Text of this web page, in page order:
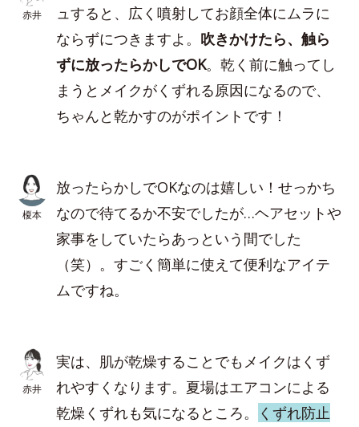
赤井
ュすると、広く噴射してお顔全体にムラに
ならずにつきますよ。 吹きかけたら、触ら
ずに放ったらかしでOK。乾く前に触ってし
まうとメイクがくずれる原因になるので、
ちゃんと乾かすのがポイントです！
榎本
放ったらかしでOKなのは嬉しい！せっかち
なので待てるか不安でしたが…ヘアセットや
家事をしていたらあっという間でした
（笑）。すごく簡単に使えて便利なアイテ
ムですね。
赤井
実は、肌が乾燥することでもメイクはくず
れやすくなります。夏場はエアコンによる
乾燥くずれも気になるところ。
くずれ防止